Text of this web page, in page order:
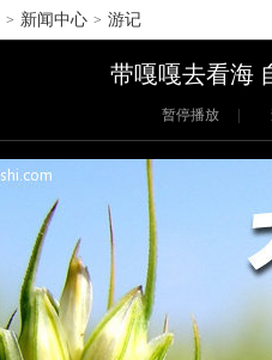
> 新闻中心 > 游记
带嘎嘎去看海
暂停播放 |